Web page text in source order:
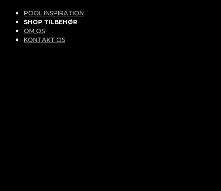
POOL INSPIRATION
SHOP TILBEHØR
OM OS
KONTAKT OS